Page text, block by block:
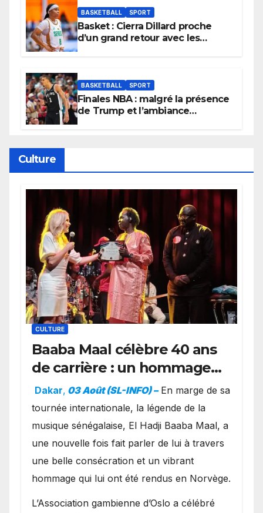
BASKETBALL SPORT
Basket : Cierra Dillard proche
d’un grand retour avec les
BASKETBALL SPORT
Finales NBA : malgré la présence
de Trump et l’ambiance
Culture
CULTURE
Baaba Maal célèbre 40 ans
de carrière : un hommage
exceptionnel à Oslo en
présence de la famille
royale.
Dakar, 03 Août (SL-INFO) – ​En marge de sa
tournée internationale, la légende de la
musique sénégalaise, El Hadji Baaba Maal, a
une nouvelle fois fait parler de lui à travers
une belle consécration et un vibrant
hommage qui lui ont été rendus en Norvège.
​L’Association gambienne d’Oslo a célébré